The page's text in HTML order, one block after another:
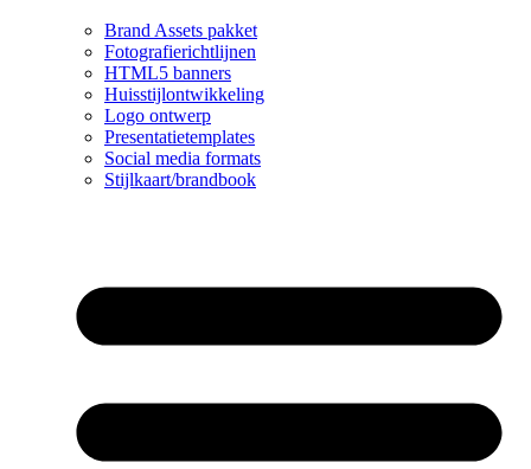
Brand Assets pakket
Fotografierichtlijnen
HTML5 banners
Huisstijlontwikkeling
Logo ontwerp
Presentatietemplates
Social media formats
Stijlkaart/brandbook